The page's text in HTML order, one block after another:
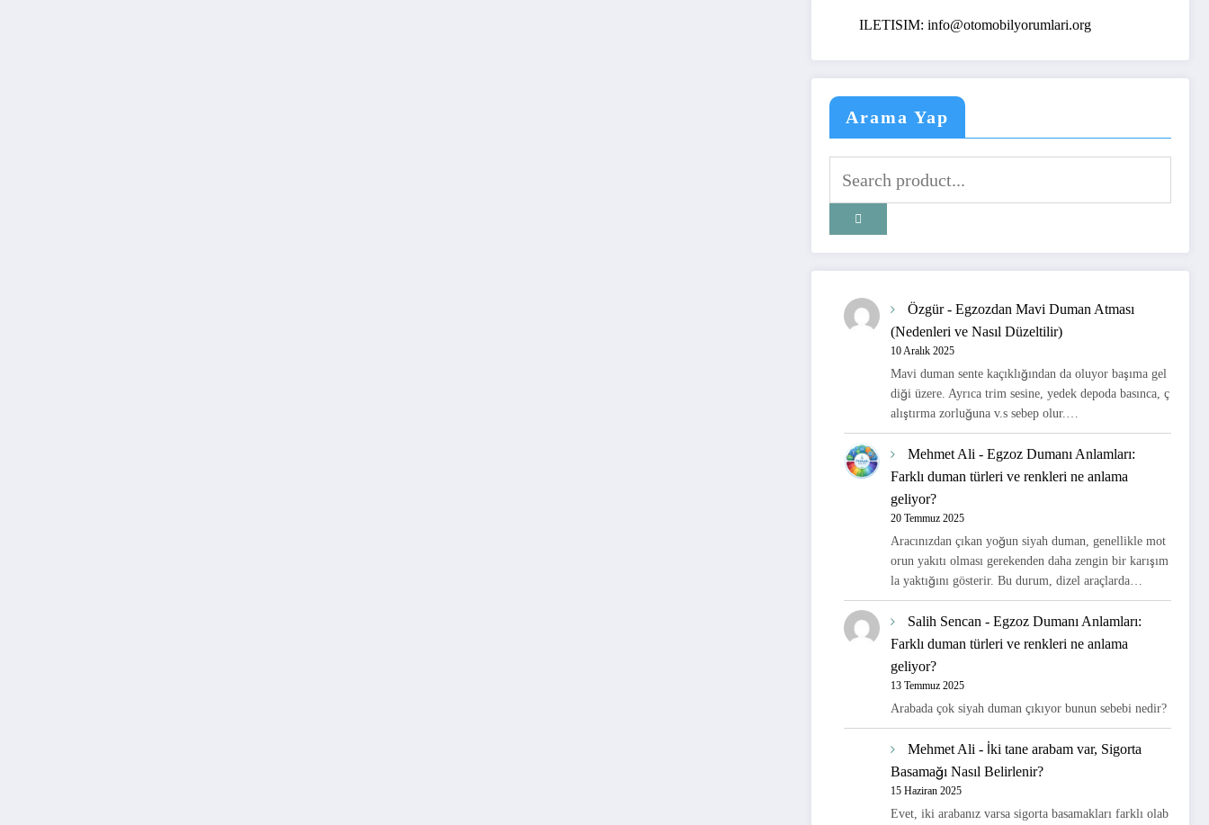
ILETISIM: info@otomobilyorumlari.org
Arama Yap
Özgür-Egzozdan Mavi Duman Atması
(Nedenleri ve Nasıl Düzeltilir)
10 Aralık 2025
Mavi duman sente kaçıklığından da oluyor başıma gel
diği üzere. Ayrıca trim sesine, yedek depoda basınca, ç
alıştırma zorluğuna v.s sebep olur.…
Mehmet Ali -Egzoz Dumanı Anlamları:
Farklı duman türleri ve renkleri ne anlama
geliyor?
20 Temmuz 2025
Aracınızdan çıkan yoğun siyah duman, genellikle mot
orun yakıtı olması gerekenden daha zengin bir karışım
la yaktığını gösterir. Bu durum, dizel araçlarda…
Salih Sencan -Egzoz Dumanı Anlamları:
Farklı duman türleri ve renkleri ne anlama
geliyor?
13 Temmuz 2025
Arabada çok siyah duman çıkıyor bunun sebebi nedir?
Mehmet Ali - İki tane arabam var, Sigorta
Basamağı Nasıl Belirlenir?
15 Haziran 2025
Evet, iki arabanız varsa sigorta basamakları farklı olab